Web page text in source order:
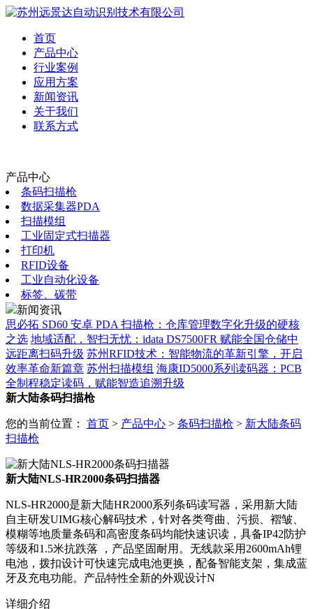
首页
产品中心
行业案例
应用方案
新闻资讯
关于我们
联系方式
产品中心
条码扫描枪
数据采集器PDA
扫描模组
工业固定式扫描器
打印机
RFID设备
工业自动化设备
标签、碳带
新闻资讯
思必拓 SD60 安卓 PDA 扫描枪：仓库管理数字化升级的硬核
之选 地域适配，智扫无忧：idata DS7500FR 赋能全国仓储中
远距离扫码升级 苏州RFID技术：智能物流的革新引擎，开启
效率革命新篇章 苏州扫描模组 海康ID5000系列读码器：PCB
全制程稳定读码，赋能智造追溯升级
新大陆条码扫描枪
您的当前位置： 首页 > 产品中心 > 条码扫描枪 > 新大陆条码
扫描枪
新大陆NLS-HR2000条码扫描器
NLS-HR2000是新大陆HR2000系列条码读写器，采用新大陆
自主研发UIMG核心解码技术，针对各类弯曲、污损、褶皱、
模糊等地质量条码和高密度条码均能快速识读，具备IP42防护
等级和1.5米抗跌落 ，产品坚固耐用。无线款采用2600mAh锂
电池，拨扣设计可快速完成电池更换，配备智能支架，集成蓝
牙及充电功能。产品特性全新的外观设计N
详细介绍